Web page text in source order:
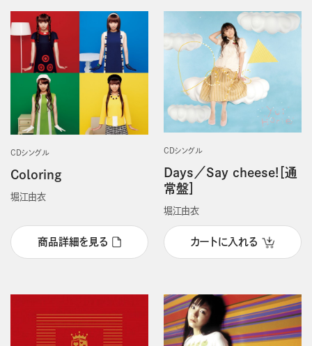
CDシングル
Coloring
堀江由衣
商品詳細を見る
CDシングル
Days／Say cheese!［通
常盤］
堀江由衣
カートに入れる